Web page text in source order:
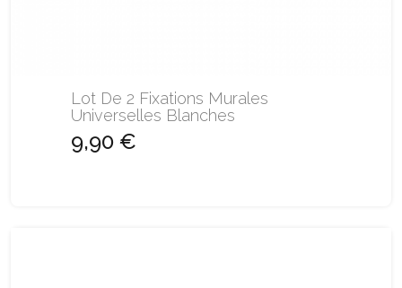
Lot De 2 Fixations Murales
Universelles Blanches
9,90 €